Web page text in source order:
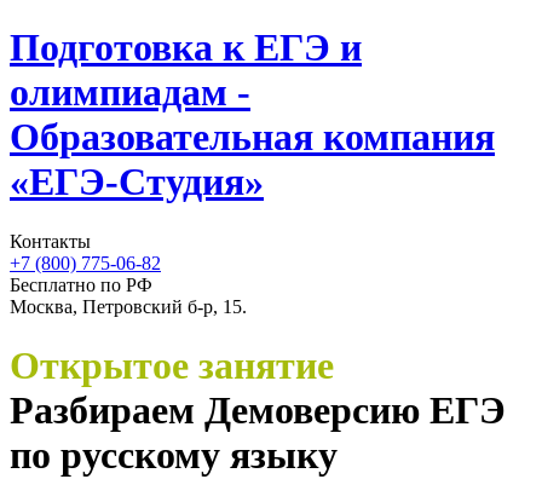
Подготовка к ЕГЭ и
олимпиадам -
Образовательная компания
«ЕГЭ-Студия»
Контакты
+7 (800) 775-06-82
Бесплатно по РФ
Москва, Петровский б-р, 15.
Открытое занятие
Разбираем Демоверсию ЕГЭ
по русскому языку